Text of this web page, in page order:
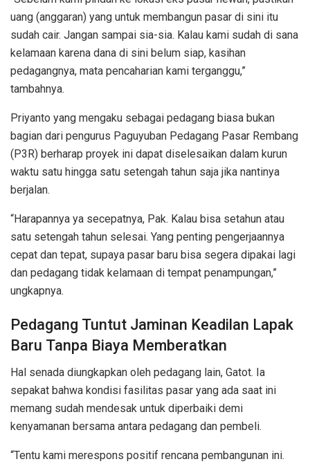
uang (anggaran) yang untuk membangun pasar di sini itu
sudah cair. Jangan sampai sia-sia. Kalau kami sudah di sana
kelamaan karena dana di sini belum siap, kasihan
pedagangnya, mata pencaharian kami terganggu,”
tambahnya.
Priyanto yang mengaku sebagai pedagang biasa bukan
bagian dari pengurus Paguyuban Pedagang Pasar Rembang
(P3R) berharap proyek ini dapat diselesaikan dalam kurun
waktu satu hingga satu setengah tahun saja jika nantinya
berjalan.
“Harapannya ya secepatnya, Pak. Kalau bisa setahun atau
satu setengah tahun selesai. Yang penting pengerjaannya
cepat dan tepat, supaya pasar baru bisa segera dipakai lagi
dan pedagang tidak kelamaan di tempat penampungan,”
ungkapnya.
Pedagang Tuntut Jaminan Keadilan Lapak
Baru Tanpa Biaya Memberatkan
Hal senada diungkapkan oleh pedagang lain, Gatot. Ia
sepakat bahwa kondisi fasilitas pasar yang ada saat ini
memang sudah mendesak untuk diperbaiki demi
kenyamanan bersama antara pedagang dan pembeli.
“Tentu kami merespons positif rencana pembangunan ini.